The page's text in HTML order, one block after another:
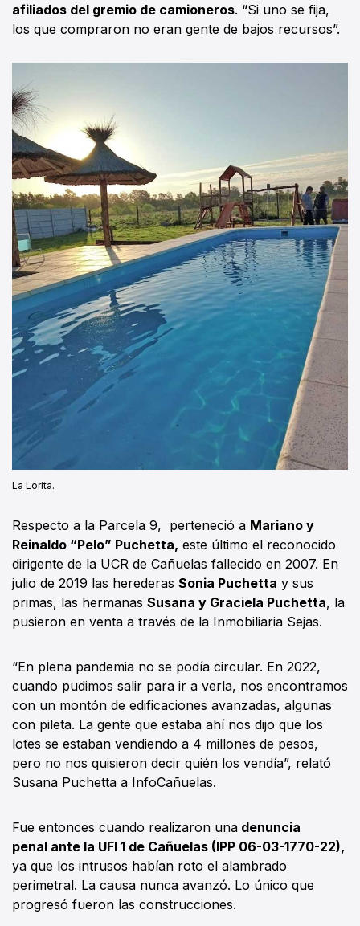
afiliados del gremio de camioneros. “Si uno se fija,
los que compraron no eran gente de bajos recursos”.
La Lorita.
Respecto a la Parcela 9, perteneció a Mariano y
Reinaldo “Pelo” Puchetta, este último el reconocido
dirigente de la UCR de Cañuelas fallecido en 2007. En
julio de 2019 las herederas Sonia Puchetta y sus
primas, las hermanas Susana y Graciela Puchetta, la
pusieron en venta a través de la Inmobiliaria Sejas.
“En plena pandemia no se podía circular. En 2022,
cuando pudimos salir para ir a verla, nos encontramos
con un montón de edificaciones avanzadas, algunas
con pileta. La gente que estaba ahí nos dijo que los
lotes se estaban vendiendo a 4 millones de pesos,
pero no nos quisieron decir quién los vendía”, relató
Susana Puchetta a InfoCañuelas.
Fue entonces cuando realizaron una denuncia
penal ante la UFI 1 de Cañuelas (IPP 06-03-1770-22),
ya que los intrusos habían roto el alambrado
perimetral. La causa nunca avanzó. Lo único que
progresó fueron las construcciones.